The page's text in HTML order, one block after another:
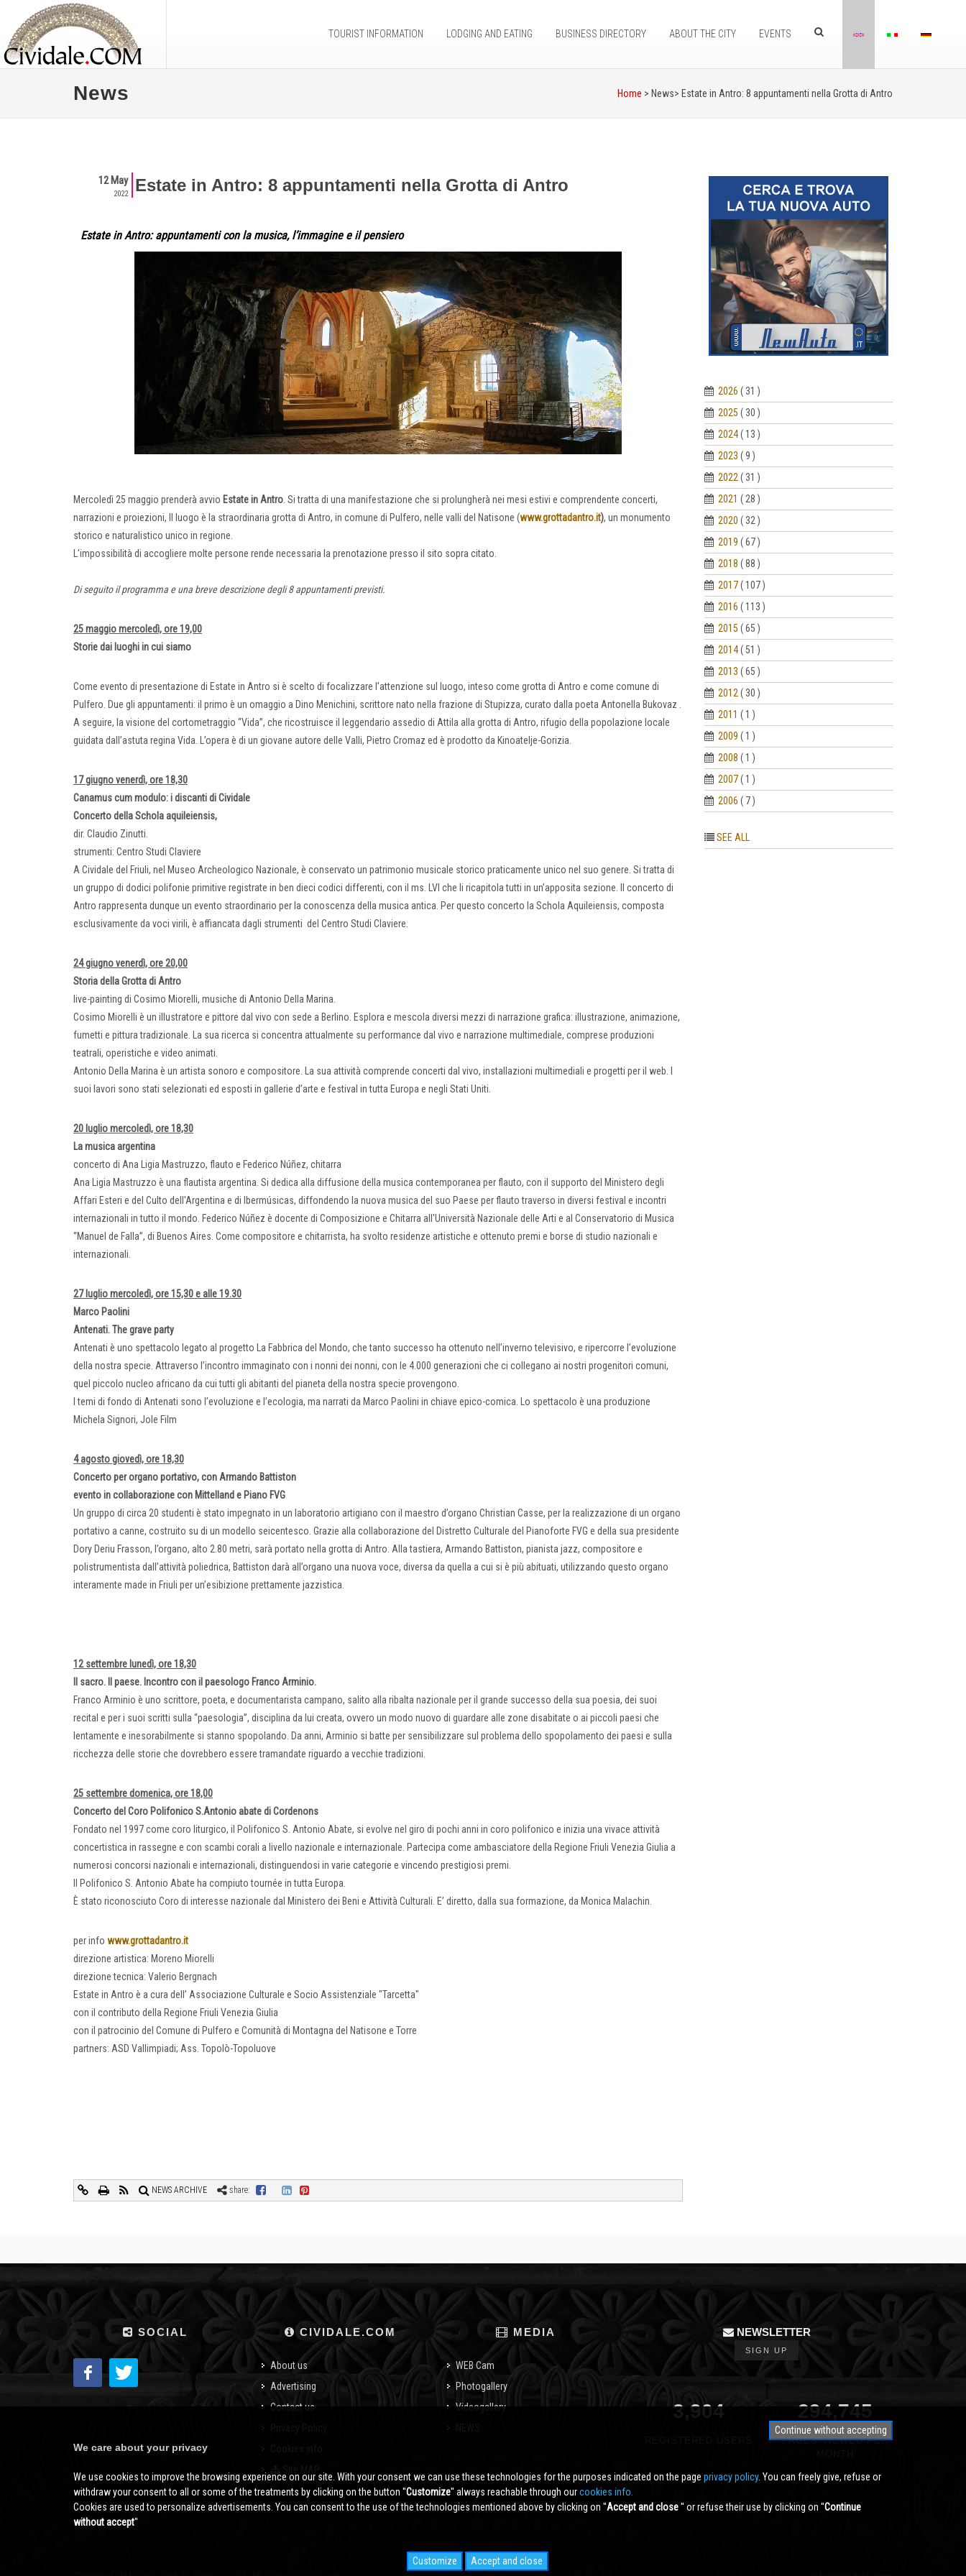
TOURIST INFORMATION LODGING AND EATING BUSINESS DIRECTORY ABOUT THE CITY EVENTS
News Home > News> Estate in Antro: 8 appuntamenti nella Grotta di Antro
12 May
2022 Estate in Antro: 8 appuntamenti nella Grotta di Antro
Estate in Antro: appuntamenti con la musica, l’immagine e il pensiero
Mercoledì 25 maggio prenderà avvio Estate in Antro . Si tratta di una manifestazione che si prolungherà nei mesi estivi e comprendente concerti,
narrazioni e proiezioni, Il luogo è la straordinaria grotta di Antro, in comune di Pulfero, nelle valli del Natisone (www.grottadantro.it), un monumento
storico e naturalistico unico in regione.
L'impossibilità di accogliere molte persone rende necessaria la prenotazione presso il sito sopra citato.
Di seguito il programma e una breve descrizione degli 8 appuntamenti previsti.
25 maggio mercoledì, ore 19,00
Storie dai luoghi in cui siamo
Come evento di presentazione di Estate in Antro si è scelto di focalizzare l’attenzione sul luogo, inteso come grotta di Antro e come comune di
Pulfero. Due gli appuntamenti: il primo è un omaggio a Dino Menichini, scrittore nato nella frazione di Stupizza, curato dalla poeta Antonella Bukovaz .
A seguire, la visione del cortometraggio “Vida”, che ricostruisce il leggendario assedio di Attila alla grotta di Antro, rifugio della popolazione locale
guidata dall’astuta regina Vida. L’opera è di un giovane autore delle Valli, Pietro Cromaz ed è prodotto da Kinoatelje-Gorizia.
17 giugno venerdì, ore 18,30
Canamus cum modulo: i discanti di Cividale
Concerto della Schola aquileiensis,
dir. Claudio Zinutti.
strumenti: Centro Studi Claviere
A Cividale del Friuli, nel Museo Archeologico Nazionale, è conservato un patrimonio musicale storico praticamente unico nel suo genere. Si tratta di
un gruppo di dodici polifonie primitive registrate in ben dieci codici differenti, con il ms. LVI che li ricapitola tutti in un’apposita sezione. Il concerto di
Antro rappresenta dunque un evento straordinario per la conoscenza della musica antica. Per questo concerto la Schola Aquileiensis, composta
esclusivamente da voci virili, è affiancata dagli strumenti del Centro Studi Claviere.
24 giugno venerdì, ore 20,00
Storia della Grotta di Antro
live-painting di Cosimo Miorelli, musiche di Antonio Della Marina.
Cosimo Miorelli è un illustratore e pittore dal vivo con sede a Berlino. Esplora e mescola diversi mezzi di narrazione grafica: illustrazione, animazione,
fumetti e pittura tradizionale. La sua ricerca si concentra attualmente su performance dal vivo e narrazione multimediale, comprese produzioni
teatrali, operistiche e video animati.
Antonio Della Marina è un artista sonoro e compositore. La sua attività comprende concerti dal vivo, installazioni multimediali e progetti per il web. I
suoi lavori sono stati selezionati ed esposti in gallerie d’arte e festival in tutta Europa e negli Stati Uniti.
20 luglio mercoledì, ore 18,30
La musica argentina
concerto di Ana Ligia Mastruzzo, flauto e Federico Núñez, chitarra
Ana Ligia Mastruzzo è una flautista argentina. Si dedica alla diffusione della musica contemporanea per flauto, con il supporto del Ministero degli
Affari Esteri e del Culto dell'Argentina e di Ibermúsicas, diffondendo la nuova musica del suo Paese per flauto traverso in diversi festival e incontri
internazionali in tutto il mondo. Federico Núñez è docente di Composizione e Chitarra all'Università Nazionale delle Arti e al Conservatorio di Musica
“Manuel de Falla”, di Buenos Aires. Come compositore e chitarrista, ha svolto residenze artistiche e ottenuto premi e borse di studio nazionali e
internazionali.
27 luglio mercoledì, ore 15,30 e alle 19.30
Marco Paolini
Antenati. The grave party
Antenati è uno spettacolo legato al progetto La Fabbrica del Mondo, che tanto successo ha ottenuto nell’inverno televisivo, e ripercorre l’evoluzione
della nostra specie. Attraverso l’incontro immaginato con i nonni dei nonni, con le 4.000 generazioni che ci collegano ai nostri progenitori comuni,
quel piccolo nucleo africano da cui tutti gli abitanti del pianeta della nostra specie provengono.
I temi di fondo di Antenati sono l’evoluzione e l’ecologia, ma narrati da Marco Paolini in chiave epico-comica. Lo spettacolo è una produzione
Michela Signori, Jole Film
4 agosto giovedì, ore 18,30
Concerto per organo portativo, con Armando Battiston
evento in collaborazione con Mittelland e Piano FVG
Un gruppo di circa 20 studenti è stato impegnato in un laboratorio artigiano con il maestro d’organo Christian Casse, per la realizzazione di un organo
portativo a canne, costruito su di un modello seicentesco. Grazie alla collaborazione del Distretto Culturale del Pianoforte FVG e della sua presidente
Dory Deriu Frasson, l’organo, alto 2.80 metri, sarà portato nella grotta di Antro. Alla tastiera, Armando Battiston, pianista jazz, compositore e
polistrumentista dall’attività poliedrica, Battiston darà all’organo una nuova voce, diversa da quella a cui si è più abituati, utilizzando questo organo
interamente made in Friuli per un’esibizione prettamente jazzistica.
12 settembre lunedì, ore 18,30
Il sacro. Il paese. Incontro con il paesologo Franco Arminio.
Franco Arminio è uno scrittore, poeta, e documentarista campano, salito alla ribalta nazionale per il grande successo della sua poesia, dei suoi
recital e per i suoi scritti sulla “paesologia”, disciplina da lui creata, ovvero un modo nuovo di guardare alle zone disabitate o ai piccoli paesi che
lentamente e inesorabilmente si stanno spopolando. Da anni, Arminio si batte per sensibilizzare sul problema dello spopolamento dei paesi e sulla
ricchezza delle storie che dovrebbero essere tramandate riguardo a vecchie tradizioni.
25 settembre domenica, ore 18,00
Concerto del Coro Polifonico S.Antonio abate di Cordenons
Fondato nel 1997 come coro liturgico, il Polifonico S. Antonio Abate, si evolve nel giro di pochi anni in coro polifonico e inizia una vivace attività
concertistica in rassegne e con scambi corali a livello nazionale e internazionale. Partecipa come ambasciatore della Regione Friuli Venezia Giulia a
numerosi concorsi nazionali e internazionali, distinguendosi in varie categorie e vincendo prestigiosi premi.
Il Polifonico S. Antonio Abate ha compiuto tournée in tutta Europa.
È stato riconosciuto Coro di interesse nazionale dal Ministero dei Beni e Attività Culturali. E’ diretto, dalla sua formazione, da Monica Malachin.
per info www.grottadantro.it
direzione artistica: Moreno Miorelli
direzione tecnica: Valerio Bergnach
Estate in Antro è a cura dell’ Associazione Culturale e Socio Assistenziale "Tarcetta"
con il contributo della Regione Friuli Venezia Giulia
con il patrocinio del Comune di Pulfero e Comunità di Montagna del Natisone e Torre
partners: ASD Vallimpiadi; Ass. Topolò-Topoluove
NEWS ARCHIVE share:
2026 ( 31 )
2025 ( 30 )
2024 ( 13 )
2023 ( 9 )
2022 ( 31 )
2021 ( 28 )
2020 ( 32 )
2019 ( 67 )
2018 ( 88 )
2017 ( 107 )
2016 ( 113 )
2015 ( 65 )
2014 ( 51 )
2013 ( 65 )
2012 ( 30 )
2011 ( 1 )
2009 ( 1 )
2008 ( 1 )
2007 ( 1 )
2006 ( 7 )
SEE ALL
SOCIAL CIVIDALE.COM
About us
Advertising
Contact us
MEDIA
WEB Cam
Photogallery
Videogallery
NEWSLETTER
SIGN UP
3,904 350,000
PAGES VIEWED PER
Continue without accepting
We care about your privacy
We use cookies to improve the browsing experience on our site. With your consent we can use these technologies for the purposes indicated on the page privacy policy. You can freely give, refuse or
withdraw your consent to all or some of the treatments by clicking on the button ''Customize'' always reachable through ourcookies info.
Cookies are used to personalize advertisements. You can consent to the use of the technologies mentioned above by clicking on ''Accept and close'' or refuse their use by clicking on ''Continue
without accept''
Customize Accept and close